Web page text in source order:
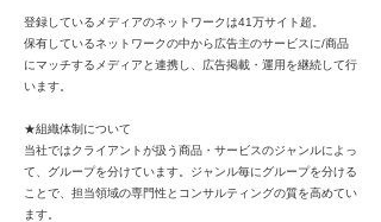
登録しているメディアのネットワークは41万サイト超。
保有しているネットワークの中から広告主のサービスに/商品
にマッチするメディアと連携し、広告掲載・運用を継続して行
います。
★組織体制について
当社ではクライアントが扱う商品・サービスのジャンルによっ
て、グループを分けています。ジャンル毎にグループを分ける
ことで、担当領域の専門性とコンサルティングの質を高めてい
ます。